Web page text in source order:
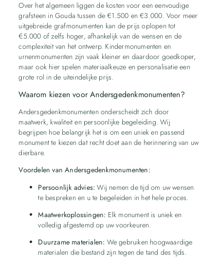
Over het algemeen liggen de kosten voor een eenvoudige
grafsteen in Gouda tussen de €1.500 en €3.000. Voor meer
uitgebreide grafmonumenten kan de prijs oplopen tot
€5.000 of zelfs hoger, afhankelijk van de wensen en de
complexiteit van het ontwerp. Kindermonumenten en
urnenmonumenten zijn vaak kleiner en daardoor goedkoper,
maar ook hier spelen materiaalkeuze en personalisatie een
grote rol in de uiteindelijke prijs.
Waarom kiezen voor Andersgedenkmonumenten?
Andersgedenkmonumenten onderscheidt zich door
maatwerk, kwaliteit en persoonlijke begeleiding. Wij
begrijpen hoe belangrijk het is om een uniek en passend
monument te kiezen dat recht doet aan de herinnering van uw
dierbare.
Voordelen van Andersgedenkmonumenten:
Persoonlijk advies: Wij nemen de tijd om uw wensen
te bespreken en u te begeleiden in het hele proces.
Maatwerkoplossingen: Elk monument is uniek en
volledig afgestemd op uw voorkeuren.
Duurzame materialen: We gebruiken hoogwaardige
materialen die bestand zijn tegen de tand des tijds.